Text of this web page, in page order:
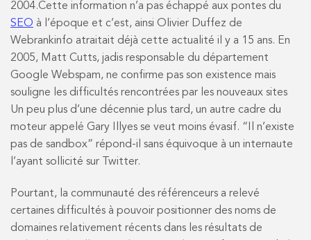
2004.Cette information n’a pas échappé aux pontes du
SEO à l’époque et c’est, ainsi Olivier Duffez de
Webrankinfo atraitait déjà cette actualité il y a 15 ans. En
2005, Matt Cutts, jadis responsable du département
Google Webspam, ne confirme pas son existence mais
souligne les difficultés rencontrées par les nouveaux sites
Un peu plus d’une décennie plus tard, un autre cadre du
moteur appelé Gary Illyes se veut moins évasif. “Il n’existe
pas de sandbox” répond-il sans équivoque à un internaute
l’ayant sollicité sur Twitter.
Pourtant, la communauté des référenceurs a relevé
certaines difficultés à pouvoir positionner des noms de
domaines relativement récents dans les résultats de